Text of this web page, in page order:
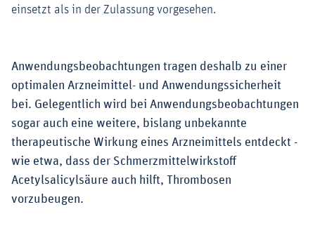
einsetzt als in der Zulassung vorgesehen.
Anwendungsbeobachtungen tragen deshalb zu einer
optimalen Arzneimittel- und Anwendungssicherheit
bei. Gelegentlich wird bei Anwendungsbeobachtungen
sogar auch eine weitere, bislang unbekannte
therapeutische Wirkung eines Arzneimittels entdeckt -
wie etwa, dass der Schmerzmittelwirkstoff
Acetylsalicylsäure auch hilft, Thrombosen
vorzubeugen.